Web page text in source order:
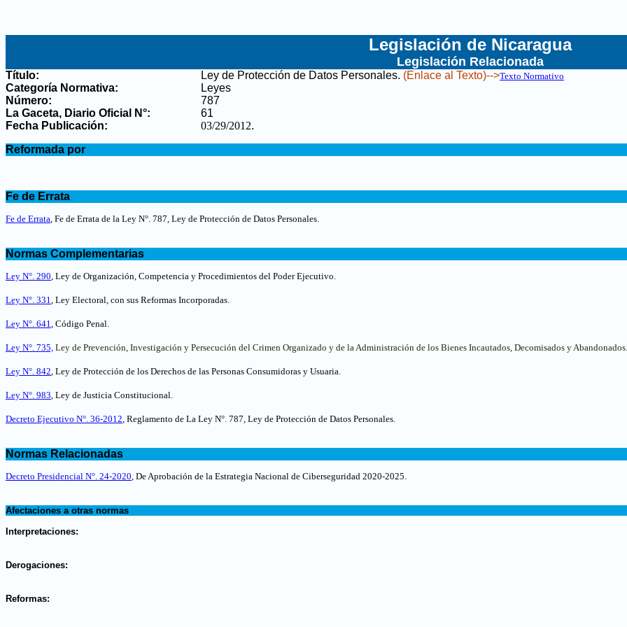
Legislación de Nicaragua
Legislación Relacionada
Título: Ley de Protección de Datos Personales. (Enlace al Texto)-->Texto Normativo
Categoría Normativa:
Leyes
Número:
787
La Gaceta, Diario Oficial N°:
61
Fecha Publicación:
03/29/2012.
Reformada por
Fe de Errata
Fe de Errata, Fe de Errata de la Ley N°. 787, Ley de Protección de Datos Personales.
Normas Complementarias
Ley N°. 290, Ley de Organización, Competencia y Procedimientos del Poder Ejecutivo.
Ley N°. 331, Ley Electoral, con sus Reformas Incorporadas.
Ley N°. 641, Código Penal.
Ley N°. 735, Ley de Prevención, Investigación y Persecución del Crimen Organizado y de la Administración de los Bienes Incautados, Decomisados y Abandonados.
Ley N°. 842, Ley de Protección de los Derechos de las Personas Consumidoras y Usuaria.
Ley N°. 983, Ley de Justicia Constitucional.
Decreto Ejecutivo N°. 36-2012, Reglamento de La Ley N°. 787, Ley de Protección de Datos Personales.
Normas Relacionadas
Decreto Presidencial N°. 24-2020, De Aprobación de la Estrategia Nacional de Ciberseguridad 2020-2025.
Afectaciones a otras normas
Interpretaciones:
Derogaciones:
Reformas: